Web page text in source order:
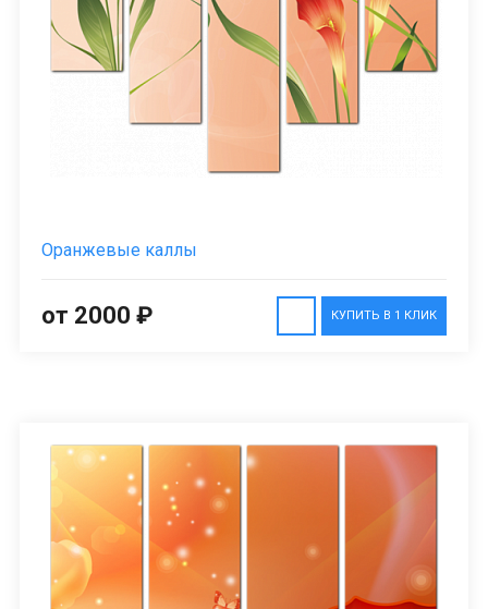
Оранжевые каллы
КУПИТЬ В 1 КЛИК
от 2000 ₽